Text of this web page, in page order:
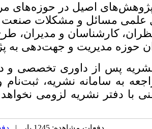
پژوهش‌های اصیل در حوزه‌های
علمی مسائل و مشکلات صنعت
کارشناسان و مدیران،
حوزه مدیریت و جهت‌دهی
پس از داوری تخصصی و
به سامانه نشریه‌،
با دفتر نشریه لزومی